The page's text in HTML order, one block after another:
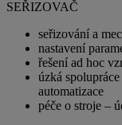
SEŘIZOVAČ
seřizování a
nastavení
řešení ad hoc
úzká
automatizace
péče o stroje –